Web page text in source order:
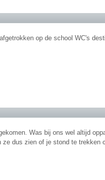
op de school WC's
Was bij ons wel altijd
ze dus zien of je stond te trekken